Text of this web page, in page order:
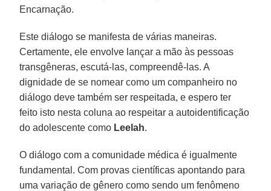
Encarnação.
Este diálogo se manifesta de várias maneiras.
Certamente, ele envolve lançar a mão às pessoas
transgêneras, escutá-las, compreendê-las. A
dignidade de se nomear como um companheiro no
diálogo deve também ser respeitada, e espero ter
feito isto nesta coluna ao respeitar a autoidentificação
do adolescente como Leelah.
O diálogo com a comunidade médica é igualmente
fundamental. Com provas científicas apontando para
uma variação de gênero como sendo um fenômeno